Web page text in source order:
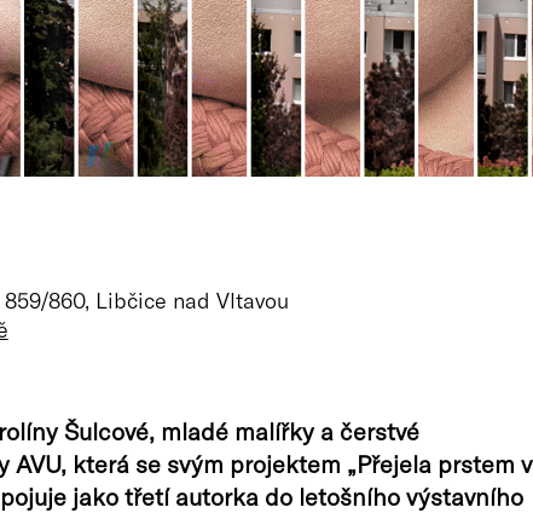
860, Libčice nad Vltavou
Šulcové, mladé malířky a čerstvé
AVU, která se svým projektem „Přejela prstem v
jako třetí autorka do letošního výstavního